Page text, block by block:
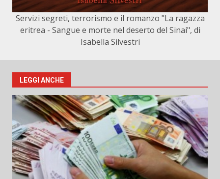
Servizi segreti, terrorismo e il romanzo "La ragazza
eritrea - Sangue e morte nel deserto del Sinai", di
Isabella Silvestri
LEGGI ANCHE